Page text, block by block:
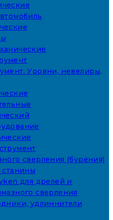
Уровни, невелиры,
сверления (бурения)
для дрелей и
сверления
удлиннители